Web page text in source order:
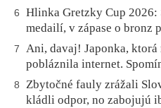
6
Hlinka Gretzky Cup 2026:
medailí, v zápase o bronz
7
Ani, davaj! Japonka,
pobláznila internet.
8
Zbytočné fauly zrážali
kládli odpor, no zabojujú